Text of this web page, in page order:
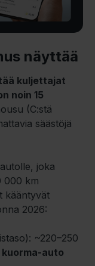
näyttää
kuljettajat
noin 15
(C:stä
säästöjä
joka
000 km
kääntyvät
2026:
~220–250
auto